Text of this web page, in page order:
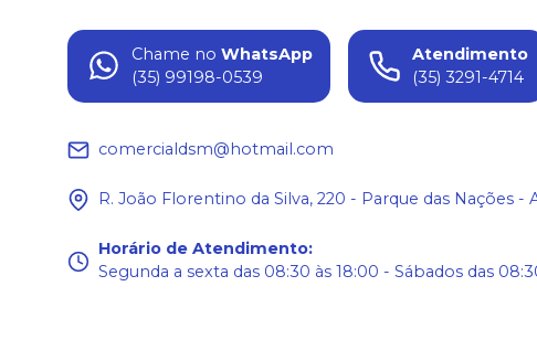
Chame no WhatsApp
(35) 99198-0539
Atendimento
(35) 3291-4714
comercialdsm@hotmail.com
R. João Florentino da Silva, 220 - Parque das Nações -
Horário de Atendimento:
Segunda a sexta das 08:30 às 18:00 - Sábados das